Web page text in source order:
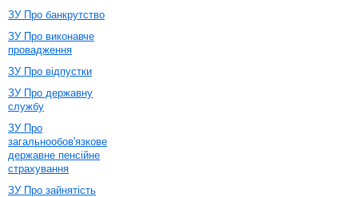
ЗУ Про банкрутство
ЗУ Про виконавче
провадження
ЗУ Про відпустки
ЗУ Про державну
службу
ЗУ Про
загальнообов'язкове
державне пенсійне
страхування
ЗУ Про зайнятість